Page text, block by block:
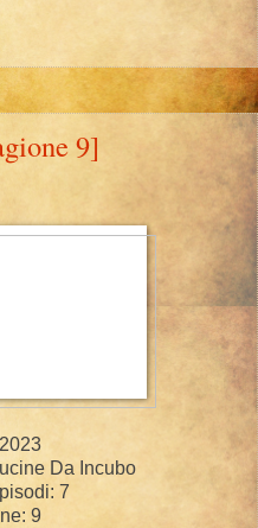
9]
Da Incubo
7
9